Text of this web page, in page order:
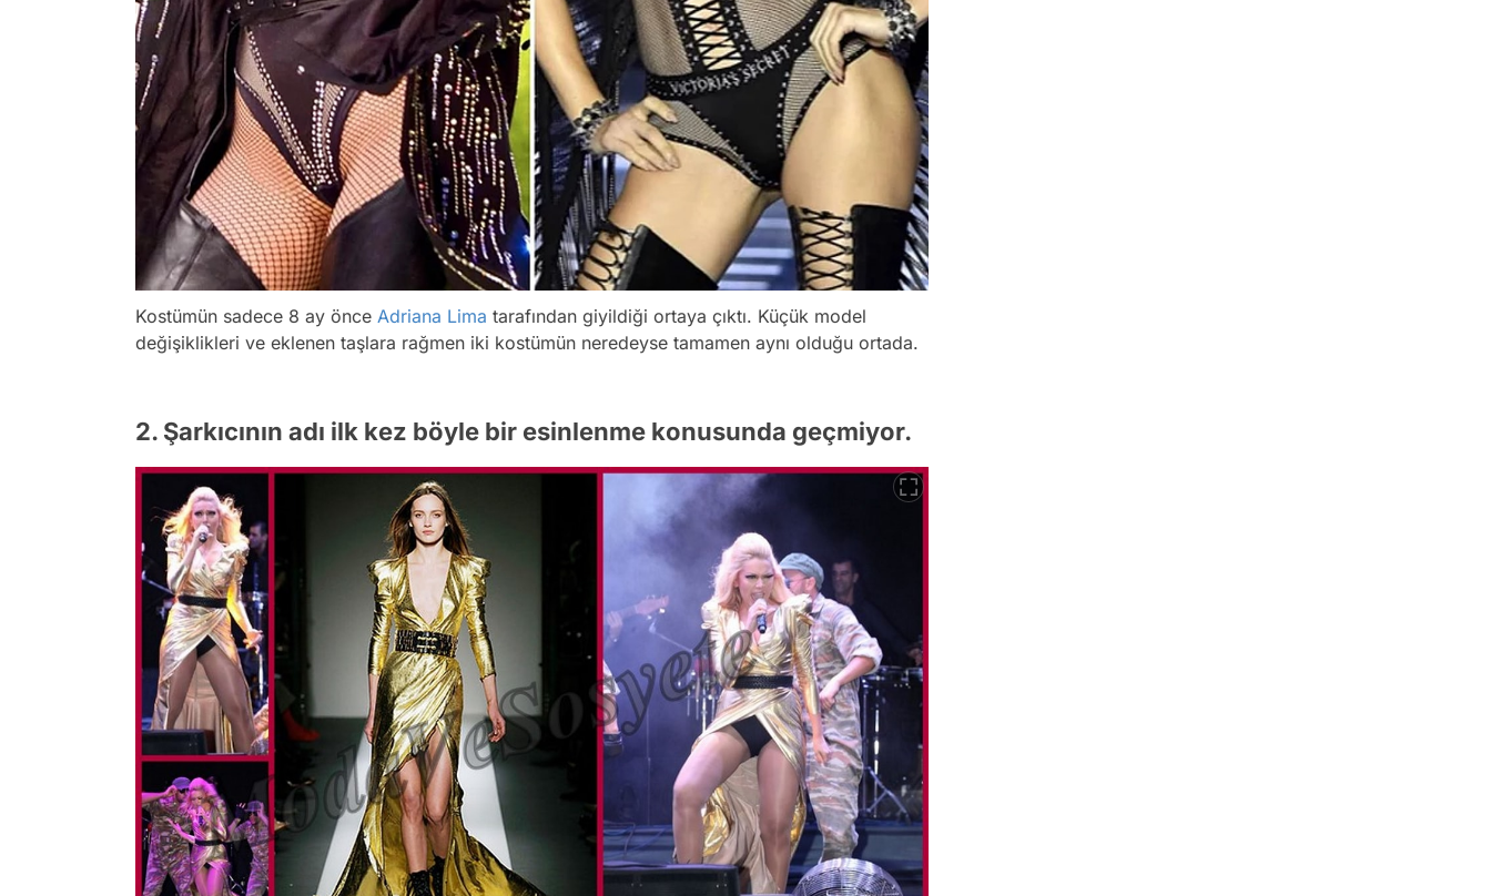
Kostümün sadece 8 ay önce Adriana Lima tarafından giyildiği ortaya çıktı. Küçük model
değişiklikleri ve eklenen taşlara rağmen iki kostümün neredeyse tamamen aynı olduğu ortada.
2. Şarkıcının adı ilk kez böyle bir esinlenme konusunda geçmiyor.